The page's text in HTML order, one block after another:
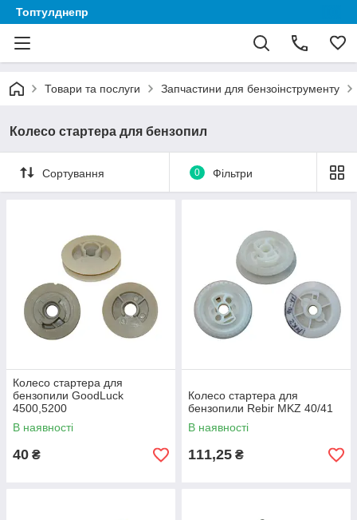
Топтулднепр
Товари та послуги Запчастини для бензоінструменту
Колесо стартера для бензопил
Сортування 0 Фільтри
Колесо стартера для
бензопили GoodLuck
4500,5200
В наявності
40 ₴
Колесо стартера для
бензопили Rebir MKZ 40/41
В наявності
111,25 ₴